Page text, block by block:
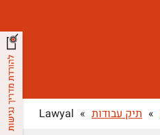
» תיק עבודות »
Lawyal